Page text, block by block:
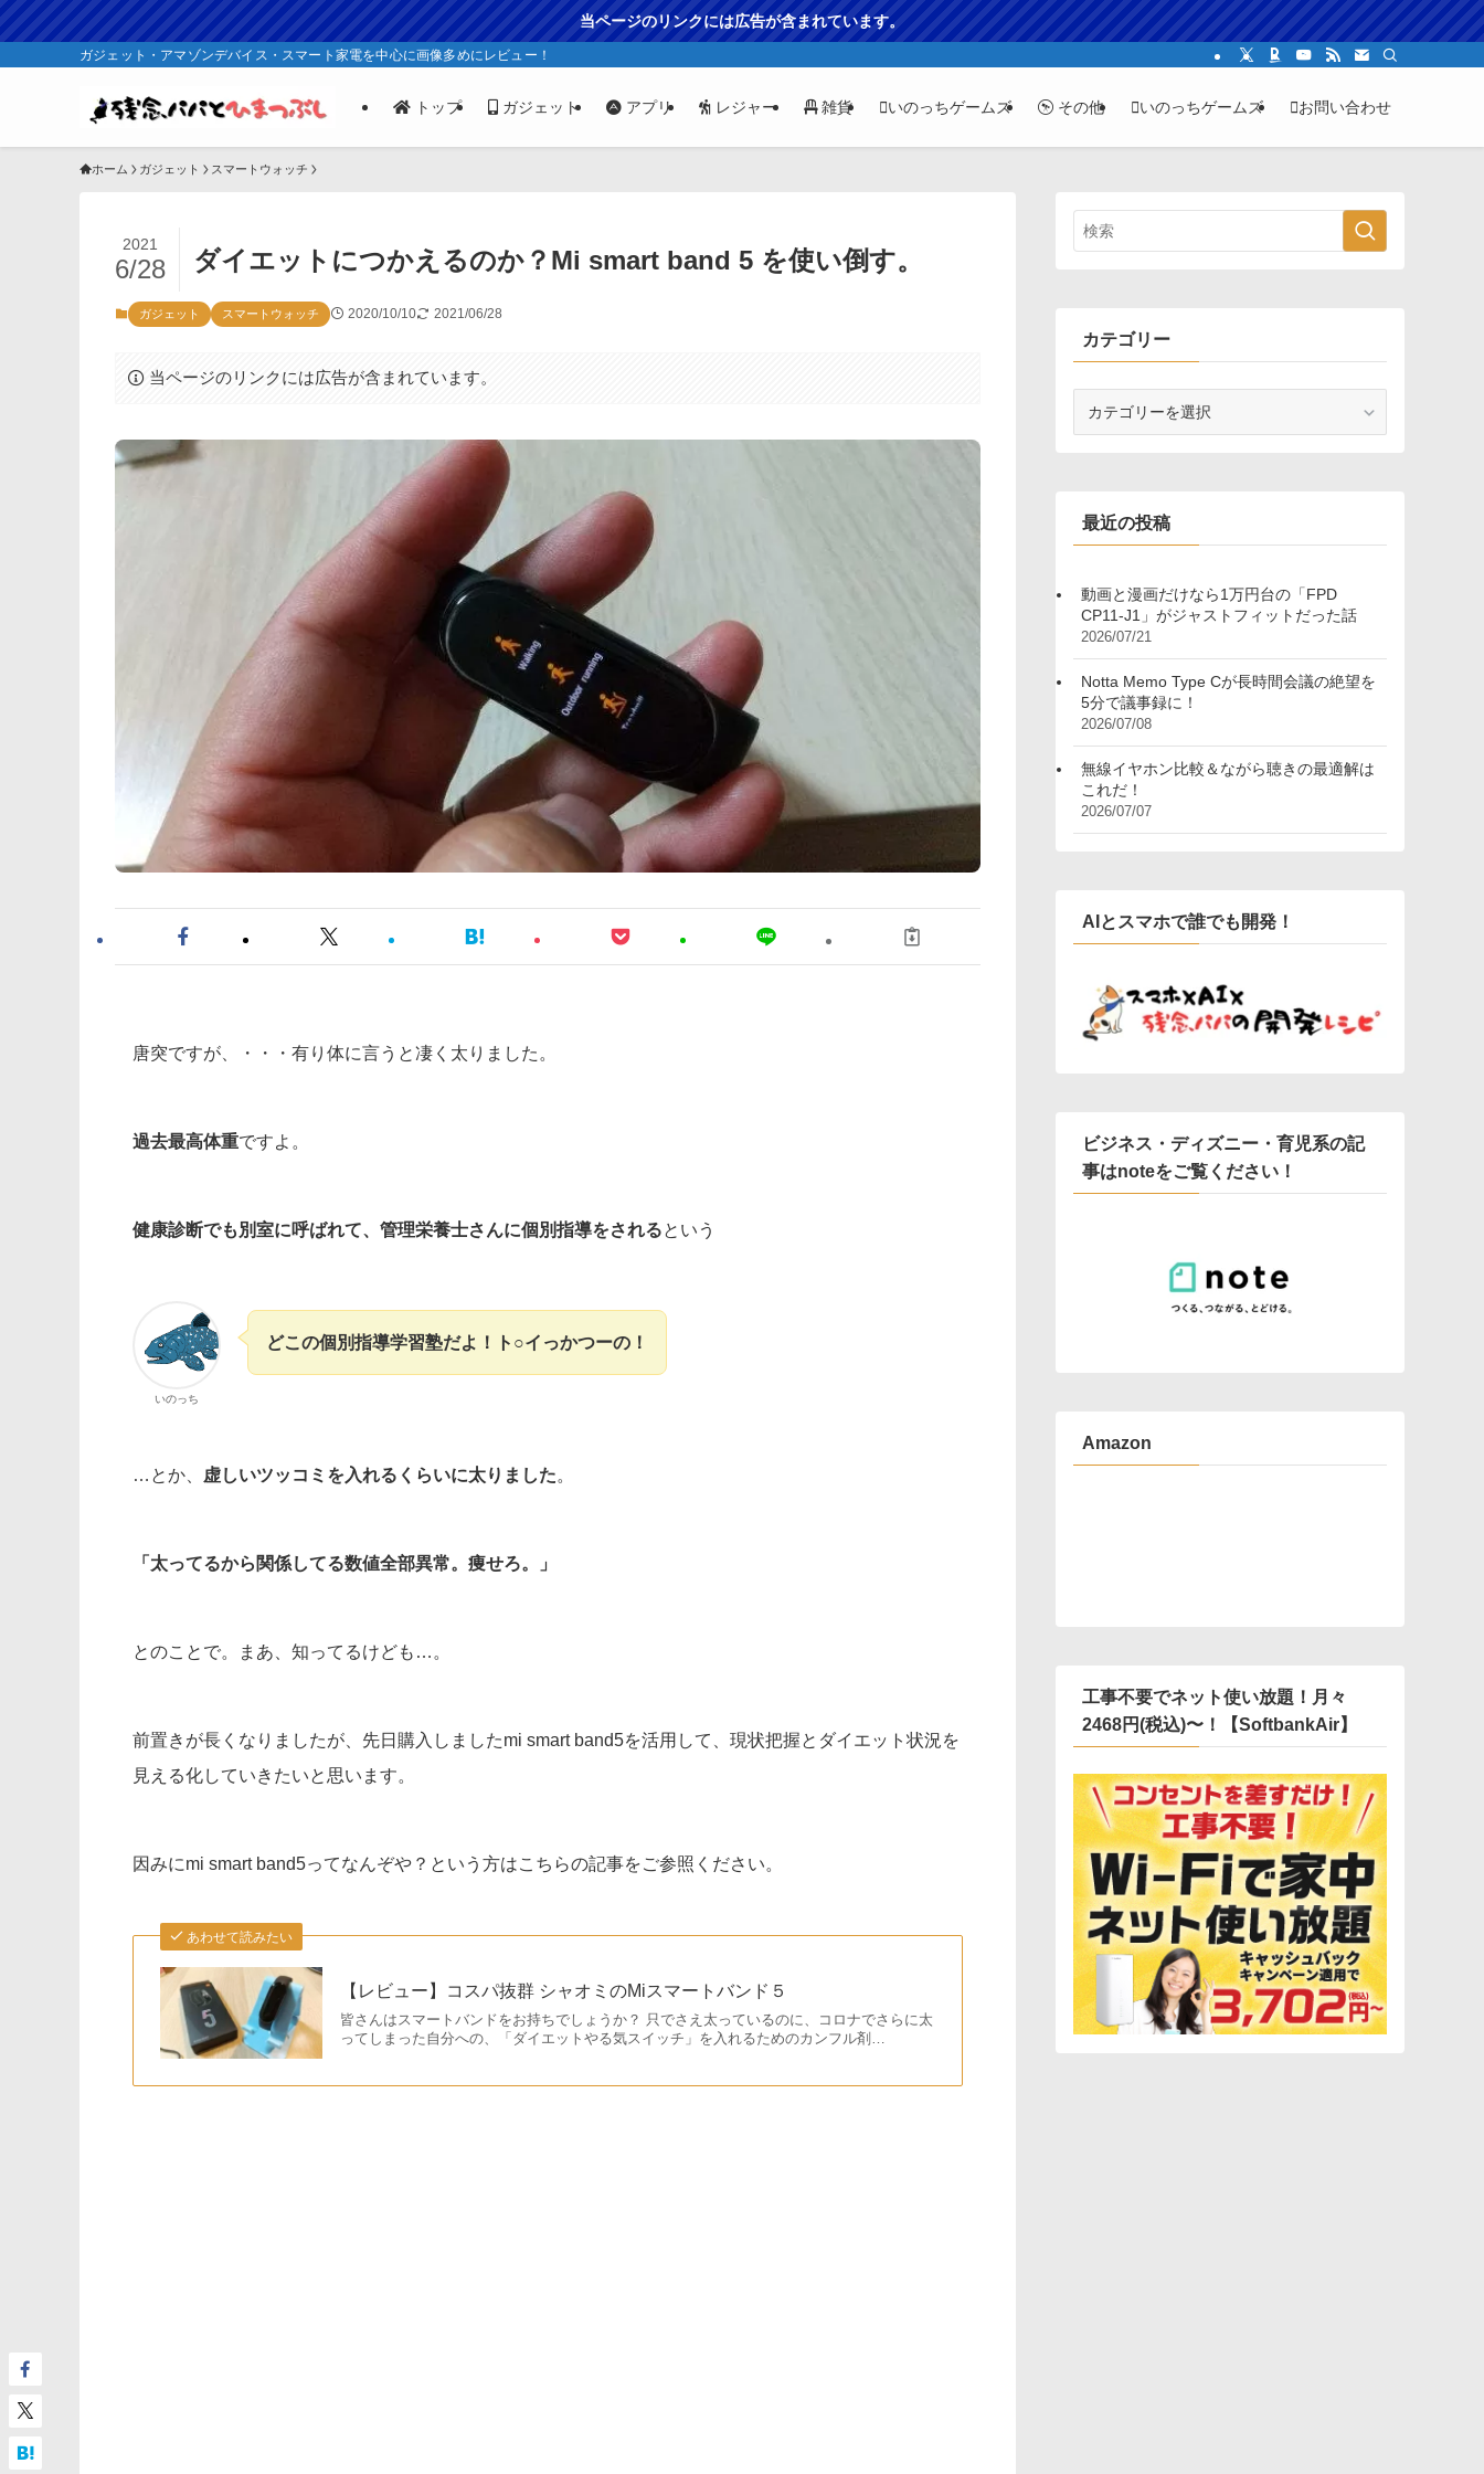
当ページのリンクには広告が含まれています。
ガジェット・アマゾンデバイス・スマート家電を中心に画像多めにレビュー！
トップ ガジェット アプリ レジャー 雑貨 いのっちゲームズ その他 いのっちゲームズ お問い合わせ
ホーム ガジェット スマートウォッチ
ダイエットにつかえるのか？Mi smart band 5 を使い倒す。
2021
6/28
ガジェット スマートウォッチ 2020/10/10 2021/06/28
当ページのリンクには広告が含まれています。
唐突ですが、・・・有り体に言うと凄く太りました。
過去最高体重ですよ。
健康診断でも別室に呼ばれて、管理栄養士さんに個別指導をされるという
いのっち
どこの個別指導学習塾だよ！ト○イっかつーの！
…とか、 虚しいツッコミを入れるくらいに太りました。
「太ってるから関係してる数値全部異常。痩せろ。」
とのことで。まあ、知ってるけども…。
前置きが長くなりましたが、先日購入しましたmi smart band5を活用して、現状把握とダイエット状況を
見える化していきたいと思います。
因みにmi smart band5ってなんぞや？という方はこちらの記事をご参照ください。
あわせて読みたい
【レビュー】コスパ抜群 シャオミのMiスマートバンド５
皆さんはスマートバンドをお持ちでしょうか？ 只でさえ太っているのに、コロナでさらに太
ってしまった自分への、「ダイエットやる気スイッチ」を入れるためのカンフル剤…
カテゴリー
最近の投稿
動画と漫画だけなら1万円台の「FPD
CP11-J1」がジャストフィットだった話
2026/07/21
Notta Memo Type Cが長時間会議の絶望を
5分で議事録に！
2026/07/08
無線イヤホン比較＆ながら聴きの最適解は
これだ！
2026/07/07
AIとスマホで誰でも開発！
ビジネス・ディズニー・育児系の記
事はnoteをご覧ください！
Amazon
工事不要でネット使い放題！月々
2468円(税込)〜！【SoftbankAir】